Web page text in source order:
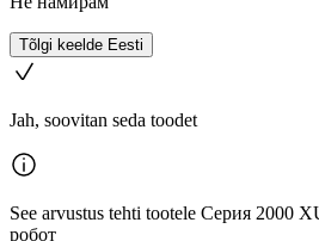
Tõlgi keelde Eesti
Jah, soovitan seda toodet
See arvustus tehti tootele Серия 2000
робот